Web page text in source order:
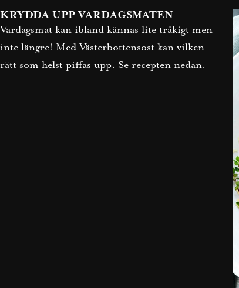
KRYDDA UPP VARDAGSMATEN
Vardagsmat kan ibland kännas lite tråkigt men
inte längre! Med Västerbottensost kan vilken
rätt som helst piffas upp. Se recepten nedan.